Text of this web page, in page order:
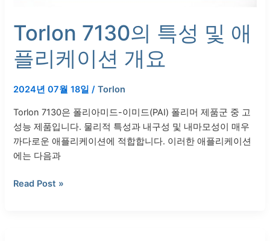
Torlon 7130의 특성 및 애
플리케이션 개요
2024년 07월 18일/Torlon
Torlon 7130은 폴리아미드-이미드(PAI) 폴리머 제품군 중 고
성능 제품입니다. 물리적 특성과 내구성 및 내마모성이 매우
까다로운 애플리케이션에 적합합니다. 이러한 애플리케이션
에는 다음과
션
요
Read Post »